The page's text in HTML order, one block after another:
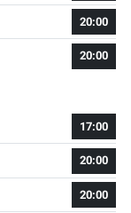
20:00
20:00
17:00
20:00
20:00